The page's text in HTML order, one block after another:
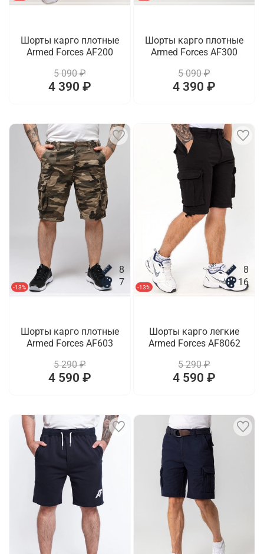
Шорты карго плотные
Armed Forces AF200
5 090 ₽
4 390 ₽
Шорты карго плотные
Armed Forces AF300
5 090 ₽
4 390 ₽
-13%
8
7
Шорты карго плотные
Armed Forces AF603
5 290 ₽
4 590 ₽
-13%
8
16
Шорты карго легкие
Armed Forces AF8062
5 290 ₽
4 590 ₽